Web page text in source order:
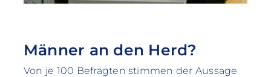
Männer an den Herd?
Von je 100 Befragten stimmen der Aussage